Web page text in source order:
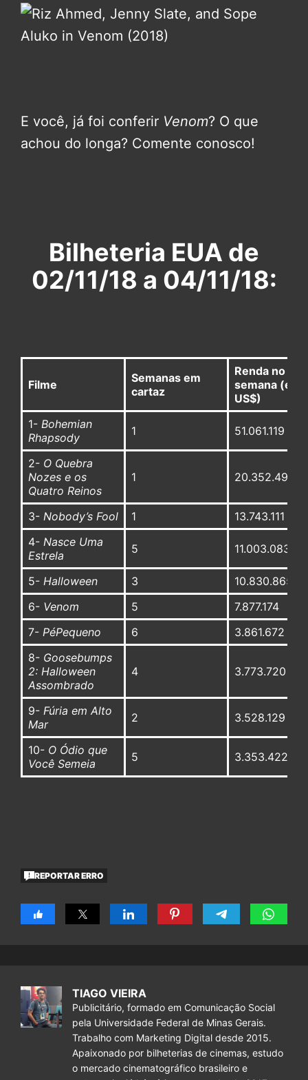
E você, já foi conferir Venom? O que
achou do longa? Comente conosco!
Bilheteria EUA de
02/11/18 a 04/11/18:
Filme
Semanas em
cartaz
Renda no fim
semana (em
US$)
1- Bohemian
Rhapsody
1 51.061.119
2- O Quebra
Nozes e os
Quatro Reinos
1 20.352.491
3- Nobody’s Fool 1
13.743.111
4- Nasce Uma
Estrela
5 11.003.083
5- Halloween 3
10.830.865
6- Venom 5
7.877.174
7- PéPequeno 6
3.861.672
8- Goosebumps
2: Halloween
Assombrado
4 3.773.720
9- Fúria em Alto
Mar
2 3.528.129
10- O Ódio que
Você Semeia
5 3.353.422
REPORTAR ERRO
TIAGO VIEIRA
Publicitário, formado em Comunicação Social
pela Universidade Federal de Minas Gerais.
Trabalho com Marketing Digital desde 2015.
Apaixonado por bilheterias de cinemas, estudo
o mercado cinematográfico brasileiro e